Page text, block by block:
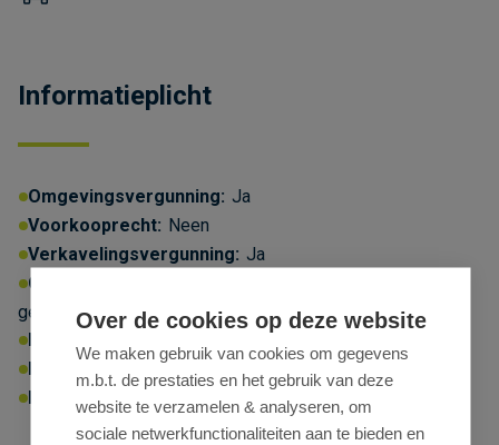
Informatieplicht
Omgevingsvergunning: Ja
Voorkooprecht: Neen
Verkavelingsvergunning: Ja
Overstromingsgevoelig:
gebied
Bestemming:
P-score:
Geen afgebakende zones
Erfgoed: Geen beschermd erfgoed
Over de cookies op deze website
We maken gebruik van cookies om gegevens
m.b.t. de prestaties en het gebruik van deze
website te verzamelen & analyseren, om
sociale netwerkfunctionaliteiten aan te bieden en